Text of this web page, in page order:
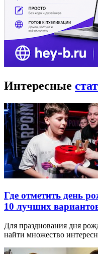
Интересные
Где отметить день
10 лучших
Для празднования дня
найти множество